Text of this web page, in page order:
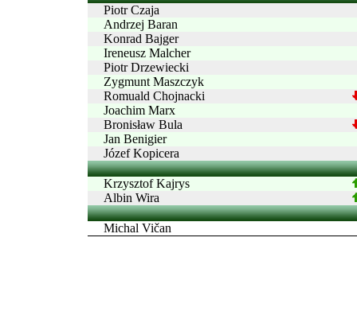
Piotr Czaja
Andrzej Baran
Konrad Bajger
Ireneusz Malcher
Piotr Drzewiecki
Zygmunt Maszczyk
Romuald Chojnacki
Joachim Marx
Bronisław Bula
Jan Benigier
Józef Kopicera
Krzysztof Kajrys
Albin Wira
Michal Vičan